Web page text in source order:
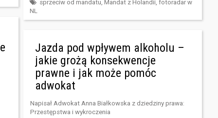
sprzeciw od mandatu, Mandat z Holandii, fotoradar w
NL
Jazda pod wpływem alkoholu –
jakie grożą konsekwencje
prawne i jak może pomóc
adwokat
Napisał Adwokat Anna Białkowska z dziedziny prawa:
Przestępstwa i wykroczenia